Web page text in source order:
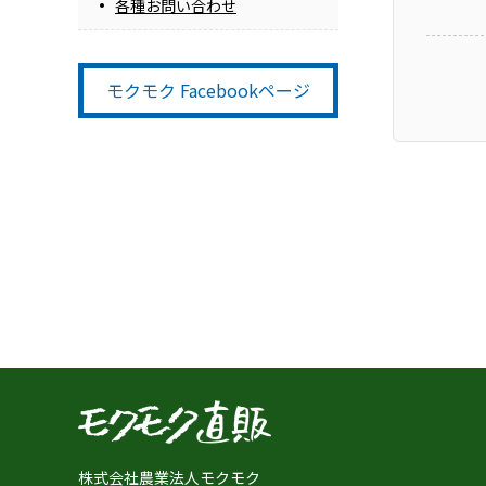
各種お問い合わせ
モクモク Facebookページ
株式会社農業法人モクモク